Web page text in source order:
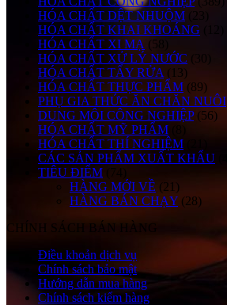
HÓA CHẤT DỆT NHUỘM (23)
HÓA CHẤT KHAI KHOÁNG
HÓA CHẤT XI MẠ (58)
HÓA CHẤT XỬ LÝ NƯỚC (30)
HÓA CHẤT TẨY RỬA (13)
HÓA CHẤT THỰC PHẨM (89)
PHỤ GIA THỨC ĂN CHĂN NUÔI
DUNG MÔI CÔNG NGHIỆP (56)
HÓA CHẤT MỸ PHẨM
(8)
HÓA CHẤT THÍ NGHIỆM
CÁC SẢN PHẨM XUẤT KHẨU
TIÊU ĐIỂM
(74)
HÀNG MỚI VỀ (21)
HÀNG BÁN CHẠY (28)
CHÍNH SÁCH BÁN HÀNG
Điều khoản dịch vụ
Chính sách bảo mật
Hướng dẫn mua hàng
Chính sách kiểm hàng